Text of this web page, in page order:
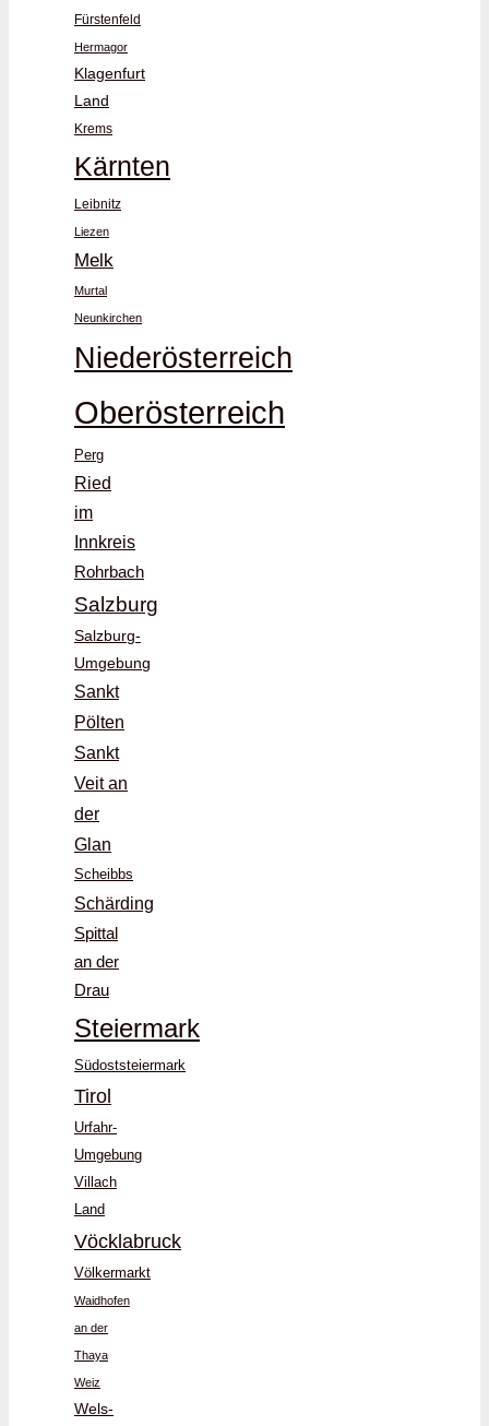
Fürstenfeld
Hermagor
Klagenfurt
Land
Krems
Kärnten
Leibnitz
Liezen
Melk
Murtal
Neunkirchen
Niederösterreich
Oberösterreich
Perg
Ried
im
Innkreis
Rohrbach
Salzburg
Salzburg-
Umgebung
Sankt
Pölten
Sankt
Veit an
der
Glan
Scheibbs
Schärding
Spittal
an der
Drau
Steiermark
Südoststeiermark
Tirol
Urfahr-
Umgebung
Villach
Land
Vöcklabruck
Völkermarkt
Waidhofen
an der
Thaya
Weiz
Wels-